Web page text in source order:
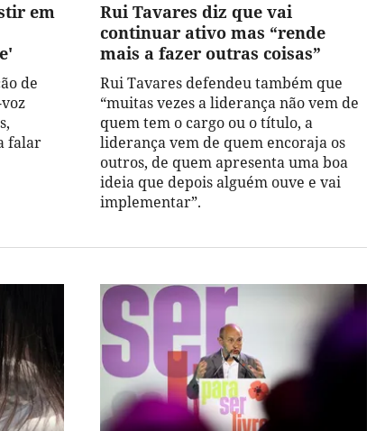
em
de
falar
Rui Tavares diz que vai
continuar ativo mas “rende
mais a fazer outras coisas”
Rui Tavares defendeu também que
“muitas vezes a liderança não vem de
quem tem o cargo ou o título, a
liderança vem de quem encoraja os
outros, de quem apresenta uma boa
ideia que depois alguém ouve e vai
implementar”.